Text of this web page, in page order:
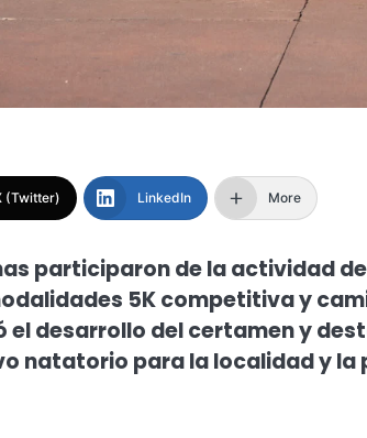
(Twitter) LinkedIn More
participaron de la actividad
5K competitiva y
el desarrollo del certamen y
natatorio para la localidad y